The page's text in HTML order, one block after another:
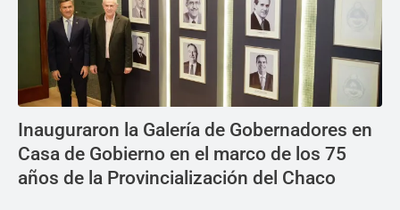
Inauguraron la Galería de Gobernadores en
Casa de Gobierno en el marco de los 75
años de la Provincialización del Chaco